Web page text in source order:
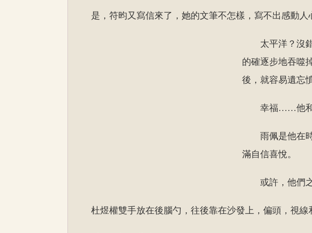
是，符昀又寫信來了，她的文筆不怎樣，寫不出感動
太平洋？沒
的確逐步地吞噬
後，就容易遺忘
幸福……他和
雨佩是他在
滿自信喜悅。
或許，他們
杜煜權雙手放在後腦勺，往後靠在沙發上，偏頭，視